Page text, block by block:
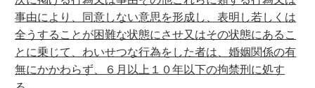
事由により、同意しない意思を形成し、表明し若しくは
全うすることが困難な状態にさせ又はその状態にあるこ
とに乗じて、わいせつな行為をした者は、婚姻関係の有
無にかかわらず、６月以上１０年以下の拘禁刑に処す